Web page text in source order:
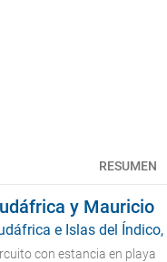
RESUMEN
y Mauricio
e Islas del
con estancia en playa